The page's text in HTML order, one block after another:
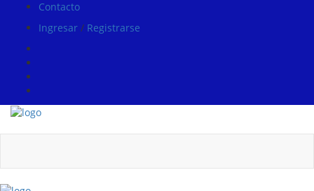
Contacto
Ingresar / Registrarse